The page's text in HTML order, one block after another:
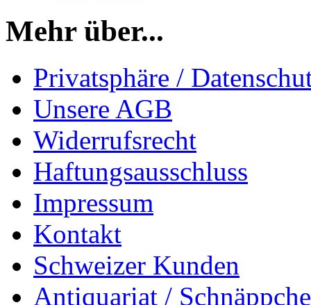
Mehr über...
Privatsphäre /
Unsere AGB
Widerrufsrecht
Haftungsausschluss
Impressum
Kontakt
Schweizer Kunden
Antiquariat /